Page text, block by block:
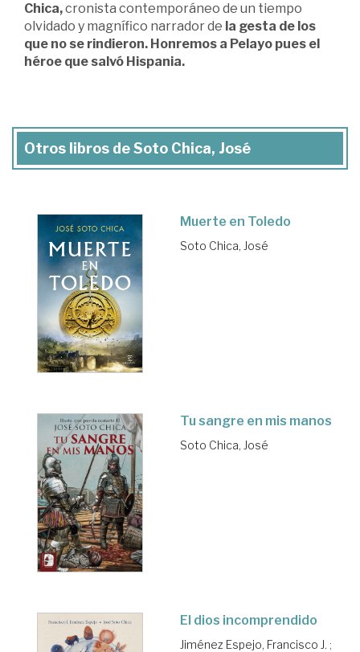
Chica,cronista contemporáneo de un tiempo
olvidado y magnífico narrador de la gesta de los
que no se rindieron. Honremos a Pelayo pues el
héroe que salvó Hispania.
Otros libros de Soto Chica, José
Muerte en Toledo
Soto Chica, José
Tu sangre en mis manos
Soto Chica, José
El dios incomprendido
Jiménez Espejo, Francisco J. ;